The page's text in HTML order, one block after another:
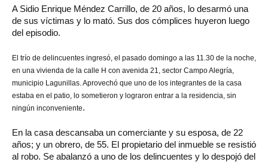
A Sidio Enrique Méndez Carrillo, de 20 años, lo desarmó una
de sus víctimas y lo mató. Sus dos cómplices huyeron luego
del episodio.
El trío de delincuentes ingresó, el pasado domingo a las 11.30 de la noche,
en una vivienda de la calle H con avenida 21, sector Campo Alegría,
municipio Lagunillas. Aprovechó que uno de los integrantes de la casa
estaba en el patio, lo sometieron y lograron entrar a la residencia, sin
ningún inconveniente.
En la casa descansaba un comerciante y su esposa, de 22
años; y un obrero, de 55. El propietario del inmueble se resistió
al robo. Se abalanzó a uno de los delincuentes y lo despojó del